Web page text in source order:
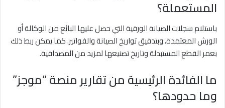
المستعملة؟
باستلام سجلات الصيانة الورقية التي حصل عليها البائع من الوكالة أو
الورش المعتمدة، وبتدقيق تواريخ الصيانة والفواتير. كما يمكن ربط ذلك
بعمر القطع المستبدلة وتاريخ تصنيعها لمزيد من المصداقية.
ما الفائدة الرئيسية من تقارير منصة “موجز”
وما حدودها؟